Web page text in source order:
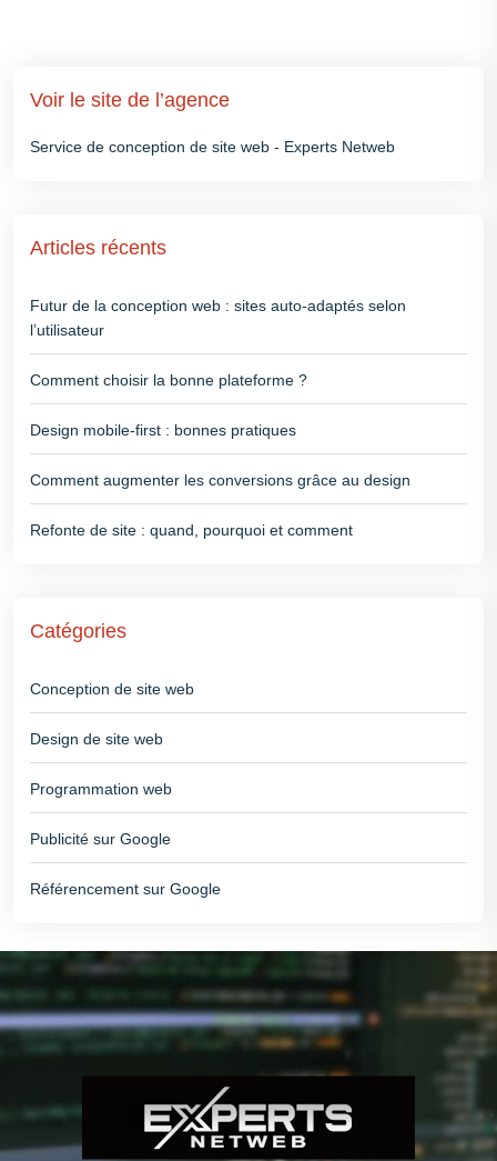
Voir le site de l’agence
Service de conception de site web - Experts Netweb
Articles récents
Futur de la conception web : sites auto-adaptés selon
l’utilisateur
Comment choisir la bonne plateforme ?
Design mobile-first : bonnes pratiques
Comment augmenter les conversions grâce au design
Refonte de site : quand, pourquoi et comment
Catégories
Conception de site web
Design de site web
Programmation web
Publicité sur Google
Référencement sur Google